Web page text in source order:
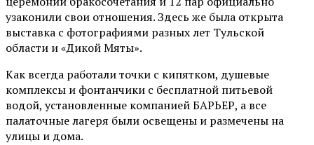
узаконили свои отношения. Здесь же была открыта
выставка с фотографиями разных лет Тульской
области и «Дикой Мяты».
Как всегда работали точки с кипятком, душевые
комплексы и фонтанчики с бесплатной питьевой
водой, установленные компанией БАРЬЕР, а все
палаточные лагеря были освещены и размечены на
улицы и дома.